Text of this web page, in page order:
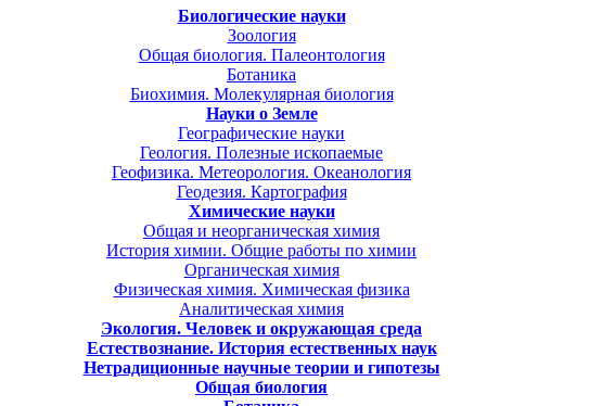
Биологические науки
Зоология
Общая биология. Палеонтология
Ботаника
Биохимия. Молекулярная биология
Науки о Земле
Географические науки
Геология. Полезные ископаемые
Геофизика. Метеорология. Океанология
Геодезия. Картография
Химические науки
Общая и неорганическая химия
История химии. Общие работы по химии
Органическая химия
Физическая химия. Химическая физика
Аналитическая химия
Экология. Человек и окружающая среда
Естествознание. История естественных наук
Нетрадиционные научные теории и гипотезы
Общая биология